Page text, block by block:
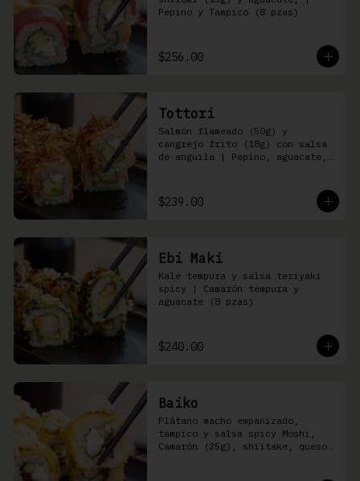
Pepino y Tampico (8 pzas)
$256.00
Tottori
Salmón flameado (50g) y
cangrejo frito (18g) con salsa
de anguila | Pepino, aguacate,
$239.00
Ebi Maki
Kale tempura y salsa teriyaki
spicy | Camarón tempura y
aguacate (8 pzas)
$240.00
Baiko
Plátano macho empanizado,
tampico y salsa spicy Moshi,
Camarón (25g), shiitake, queso